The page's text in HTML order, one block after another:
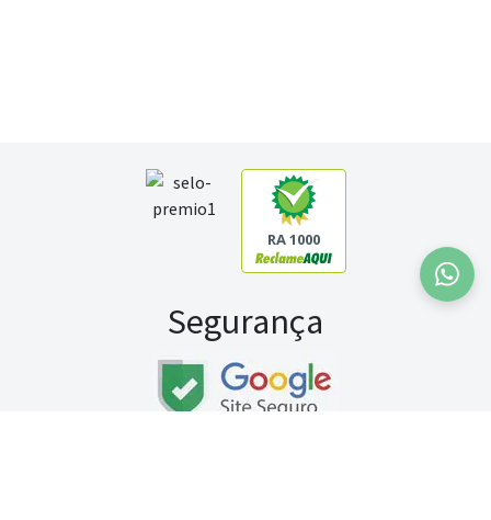
RA 1000
Segurança